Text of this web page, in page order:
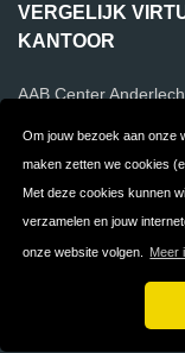
Om jouw bezoek aan onze
maken zetten we cookies
Met deze cookies kunnen
verzamelen en jouw
onze website volgen. Meer
VERGELIJK
KANTOOR
AAB Center
Contact
Copyright ©